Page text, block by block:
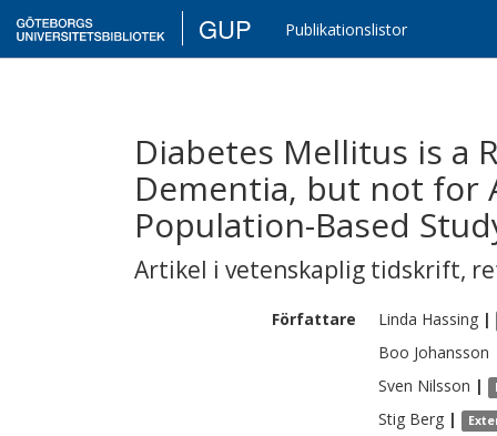
GUP Publikationslistor
Diabetes Mellitus is a
Dementia, but not for
Population-Based
Artikel i vetenskaplig tidskrift,
Författare Linda Hassing |
Boo Johansson
Sven Nilsson |
Stig Berg |